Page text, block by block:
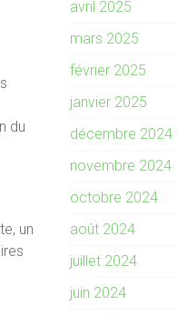
du
un
avril 2025
mars 2025
février 2025
janvier 2025
décembre 2024
novembre 2024
octobre 2024
août 2024
juillet 2024
juin 2024